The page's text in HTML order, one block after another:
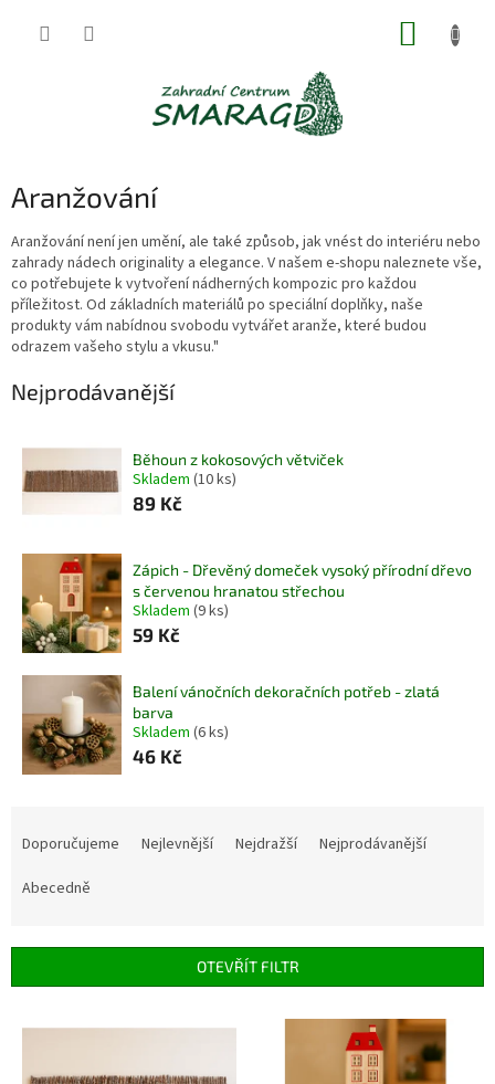
Aranžování
Aranžování není jen umění, ale také způsob, jak vnést do interiéru nebo
zahrady nádech originality a elegance. V našem e-shopu naleznete vše,
co potřebujete k vytvoření nádherných kompozic pro každou
příležitost. Od základních materiálů po speciální doplňky, naše
produkty vám nabídnou svobodu vytvářet aranže, které budou
odrazem vašeho stylu a vkusu."
Nejprodávanější
Běhoun z kokosových větviček
Skladem (10 ks)
89 Kč
Zápich - Dřevěný domeček vysoký přírodní dřevo
s červenou hranatou střechou
Skladem (9 ks)
59 Kč
Balení vánočních dekoračních potřeb - zlatá
barva
Skladem (6 ks)
46 Kč
r
Doporučujeme Nejlevnější Nejdražší
Nejprodávanější
Abecedně
OTEVŘÍT FILTR